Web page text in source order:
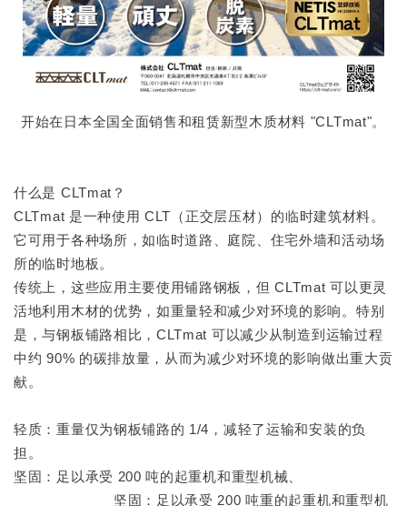
开始在日本全国全面销售和租赁新型木质材料 "CLTmat"。
什么是 CLTmat？
CLTmat 是一种使用 CLT（正交层压材）的临时建筑材料。
它可用于各种场所，如临时道路、庭院、住宅外墙和活动场
所的临时地板。
传统上，这些应用主要使用铺路钢板，但 CLTmat 可以更灵
活地利用木材的优势，如重量轻和减少对环境的影响。特别
是，与钢板铺路相比，CLTmat 可以减少从制造到运输过程
中约 90% 的碳排放量，从而为减少对环境的影响做出重大贡
献。
轻质：重量仅为钢板铺路的 1/4，减轻了运输和安装的负
担。
坚固：足以承受 200 吨的起重机和重型机械、
坚固：足以承受 200 吨重的起重机和重型机